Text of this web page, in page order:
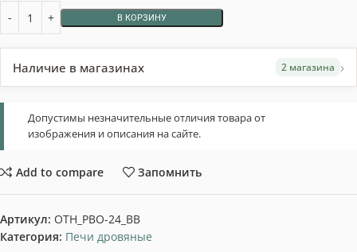
В КОРЗИНУ
Наличие в магазинах 2 магазина ›
Допустимы незначительные отличия товара от
изображения и описания на сайте.
Add to compare Запомнить
Артикул: OTH_PBO-24_BB
Категория: Печи дровяные